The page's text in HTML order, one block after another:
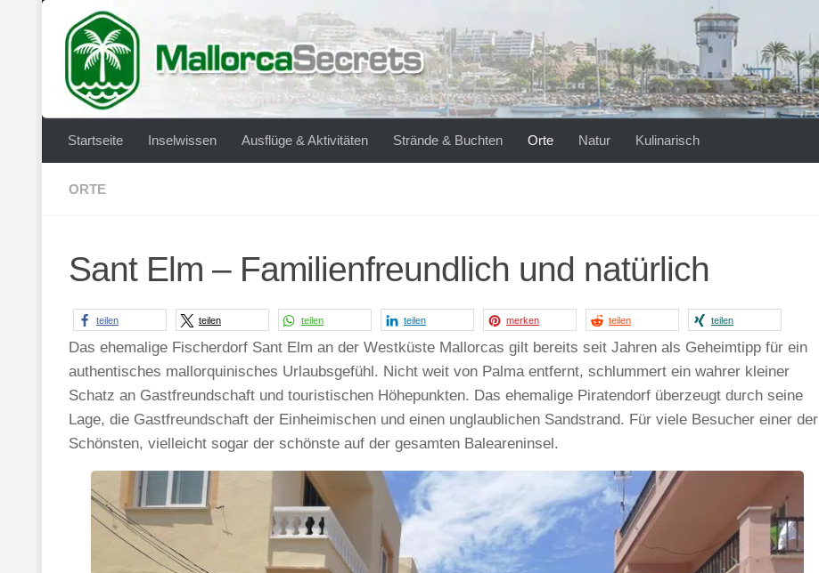
Zum Inhalt springen
Startseite Inselwissen Ausflüge & Aktivitäten Strände & Buchten Orte Natur Kulinarisch
ORTE
Sant Elm – Familienfreundlich und natürlich
teilen teilen teilen teilen merken teilen teilen
Das ehemalige Fischerdorf Sant Elm an der Westküste Mallorcas gilt bereits seit Jahren als Geheimtipp für ein
authentisches mallorquinisches Urlaubsgefühl. Nicht weit von Palma entfernt, schlummert ein wahrer kleiner
Schatz an Gastfreundschaft und touristischen Höhepunkten. Das ehemalige Piratendorf überzeugt durch seine
Lage, die Gastfreundschaft der Einheimischen und einen unglaublichen Sandstrand. Für viele Besucher einer der
Schönsten, vielleicht sogar der schönste auf der gesamten Baleareninsel.